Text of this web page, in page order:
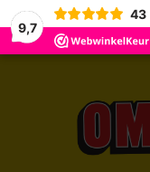
9,7
43